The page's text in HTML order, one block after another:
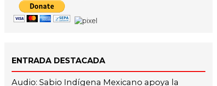
ENTRADA DESTACADA
Audio: Sabio Indígena Mexicano apoya la